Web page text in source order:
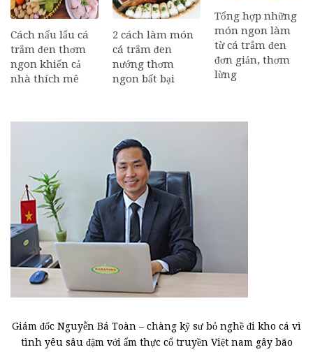
Cách nấu lẩu cá
trắm đen thơm
ngon khiến cả
nhà thích mê
2 cách làm món
cá trắm đen
nướng thơm
ngon bất bại
Tổng hợp những
món ngon làm
từ cá trắm đen
đơn giản, thơm
lừng
Giám đốc Nguyễn Bá Toàn – chàng kỹ sư bỏ nghề đi kho cá vì
tình yêu sâu đậm với ẩm thực cổ truyền Việt nam gây bão